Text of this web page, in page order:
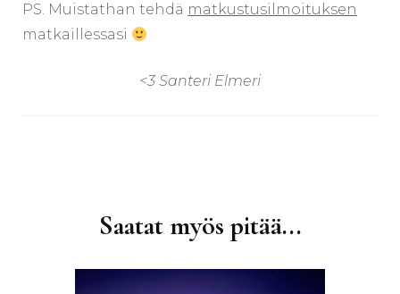
PS. Muistathan tehdä matkustusilmoituksen
matkaillessasi
<3 Santeri Elmeri
Saatat myös pitää...